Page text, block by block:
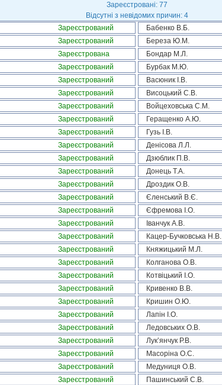
Зареєстровані: 77
Відсутні з невідомих причин: 4
Зареєстрований Бабенко В.Б.
Зареєстрований Береза Ю.М.
Зареєстрована Бондар М.Л.
Зареєстрований Бурбак М.Ю.
Зареєстрований Васюник І.В.
Зареєстрований Висоцький С.В.
Зареєстрований Войцеховська С.М.
Зареєстрований Геращенко А.Ю.
Зареєстрований Гузь І.В.
Зареєстрований Денісова Л.Л.
Зареєстрований Дзюблик П.В.
Зареєстрований Донець Т.А.
Зареєстрований Дроздик О.В.
Зареєстрований Єленський В.Є.
Зареєстрований Єфремова І.О.
Зареєстрований Іванчук А.В.
Зареєстрований Кацер-Бучковська Н.В.
Зареєстрований Княжицький М.Л.
Зареєстрований Колганова О.В.
Зареєстрований Котвіцький І.О.
Зареєстрований Кривенко В.В.
Зареєстрований Кришин О.Ю.
Зареєстрований Лапін І.О.
Зареєстрований Ледовських О.В.
Зареєстрований Лук’янчук Р.В.
Зареєстрований Масоріна О.С.
Зареєстрований Медуниця О.В.
Зареєстрований Пашинський С.В.